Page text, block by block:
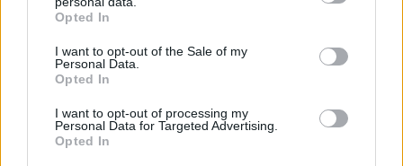
grant or deny consent to Google and its third-party tags to
use your data for below specified purposes in below Google
consent section.
Opted In
I want to opt-out of the Sale of my
Personal Data.
Opted In
I want to opt-out of processing my
Personal Data for Targeted Advertising.
Opted In